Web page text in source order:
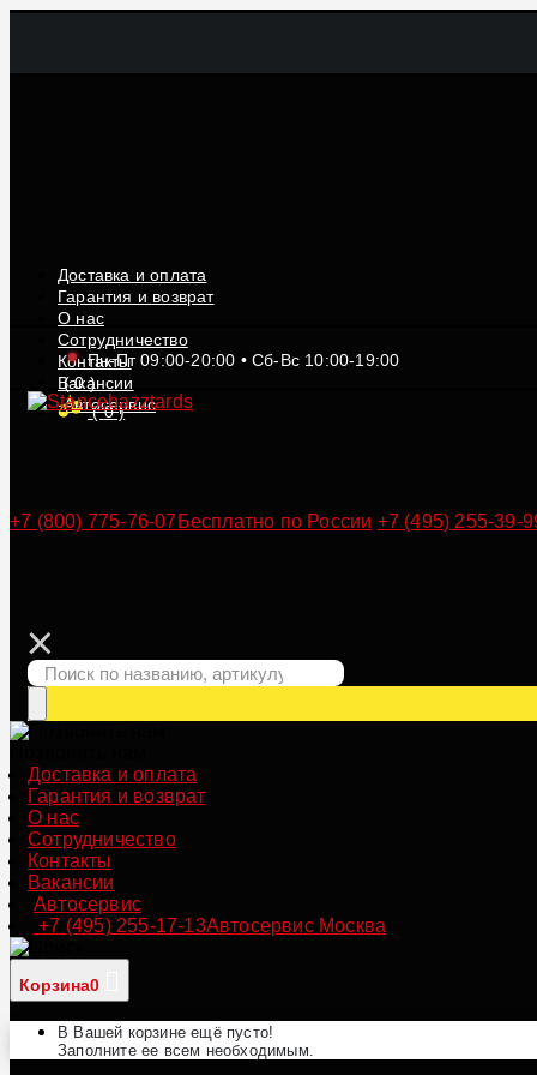
Доставка и оплата
Гарантия и возврат
О нас
Сотрудничество
Контакты
Вакансии
Автосервис
Пн-Пт 09:00-20:00 • Сб-Вс 10:00-19:00
(0)
(0)
+7 (800) 775-76-07 Бесплатно по России +7 (495) 255-39-
Доставка и оплата
Гарантия и возврат
О нас
Сотрудничество
Контакты
Вакансии
Автосервис
+7 (495) 255-17-13Автосервис Москва
Корзина0
В Вашей корзине ещё пусто!
Заполните ее всем необходимым.